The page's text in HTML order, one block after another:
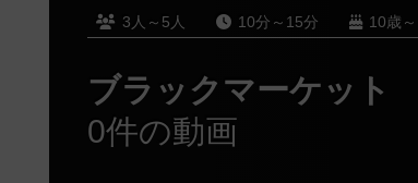
3人～5人 10分～15分 10歳～
ブラックマーケット
0件の動画